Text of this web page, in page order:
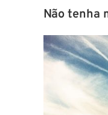
Não tenha